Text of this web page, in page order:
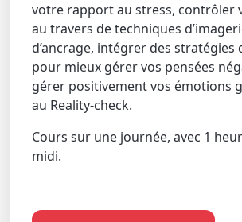
votre rapport au stress, contrôler
au travers de techniques
d’ancrage, intégrer des stratégies
pour mieux gérer vos pensées
gérer positivement vos émotions
au Reality-check.
Cours sur une journée, avec 1
midi.